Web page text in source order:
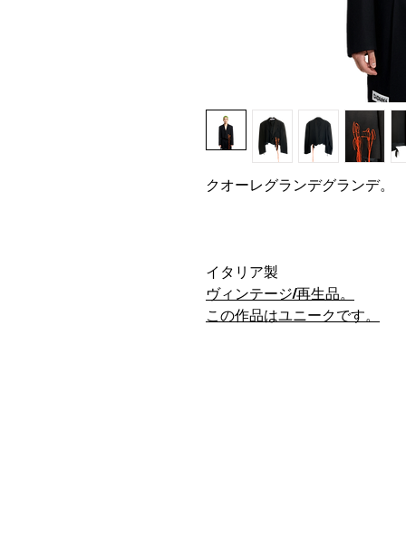
クオーレグランデグランデ。
イタリア製
ヴィンテージ/再生品。
この作品はユニークです。